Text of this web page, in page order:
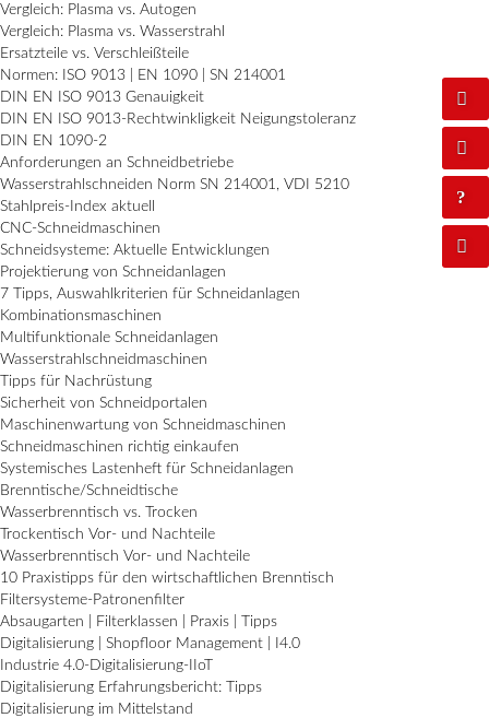
Vergleich: Plasma vs. Autogen
Vergleich: Plasma vs. Wasserstrahl
Ersatzteile vs. Verschleißteile
Normen: ISO 9013 | EN 1090 | SN 214001
DIN EN ISO 9013 Genauigkeit
DIN EN ISO 9013-Rechtwinkligkeit Neigungstoleranz
DIN EN 1090-2
Anforderungen an Schneidbetriebe
Wasserstrahlschneiden Norm SN 214001, VDI 5210
Stahlpreis-Index aktuell
CNC-Schneidmaschinen
Schneidsysteme: Aktuelle Entwicklungen
Projektierung von Schneidanlagen
7 Tipps, Auswahlkriterien für Schneidanlagen
Kombinationsmaschinen
Multifunktionale Schneidanlagen
Wasserstrahlschneidmaschinen
Tipps für Nachrüstung
Sicherheit von Schneidportalen
Maschinenwartung von Schneidmaschinen
Schneidmaschinen richtig einkaufen
Systemisches Lastenheft für Schneidanlagen
Brenntische/Schneidtische
Wasserbrenntisch vs. Trocken
Trockentisch Vor- und Nachteile
Wasserbrenntisch Vor- und Nachteile
10 Praxistipps für den wirtschaftlichen Brenntisch
Filtersysteme-Patronenfilter
Absaugarten | Filterklassen | Praxis | Tipps
Digitalisierung | Shopfloor Management | I4.0
Industrie 4.0-Digitalisierung-IIoT
Digitalisierung Erfahrungsbericht: Tipps
Digitalisierung im Mittelstand